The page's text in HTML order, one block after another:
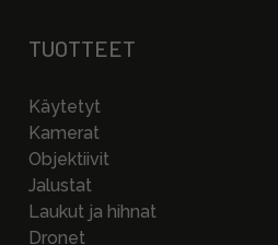
TUOTTEET
Käytetyt
Kamerat
Objektiivit
Jalustat
Laukut ja hihnat
Dronet